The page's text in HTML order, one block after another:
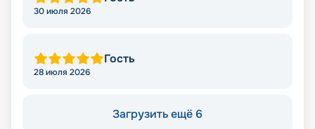
30 июля 2026
Гость
28 июля 2026
Загрузить ещё 6